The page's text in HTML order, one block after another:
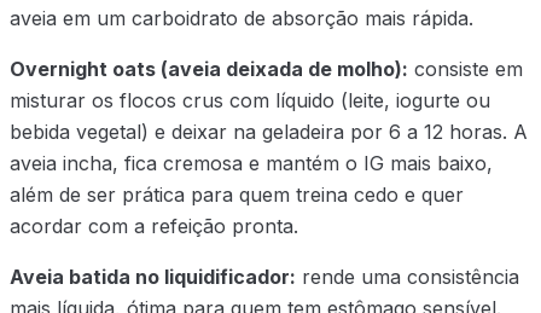
aveia em um carboidrato de absorção mais rápida.
Overnight oats (aveia deixada de molho): consiste em
misturar os flocos crus com líquido (leite, iogurte ou
bebida vegetal) e deixar na geladeira por 6 a 12 horas. A
aveia incha, fica cremosa e mantém o IG mais baixo,
além de ser prática para quem treina cedo e quer
acordar com a refeição pronta.
Aveia batida no liquidificador: rende uma consistência
mais líquida, ótima para quem tem estômago sensível.